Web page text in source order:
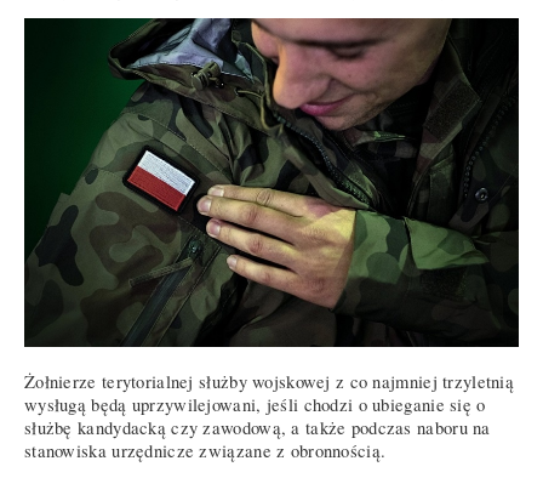
Żołnierze terytorialnej służby wojskowej z co najmniej trzyletnią
wysługą będą uprzywilejowani, jeśli chodzi o ubieganie się o
służbę kandydacką czy zawodową, a także podczas naboru na
stanowiska urzędnicze związane z obronnością.